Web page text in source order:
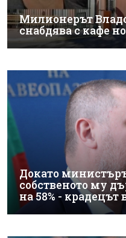
Милионерът
снабдява с кафе
Докато
собственото му
на 58% -